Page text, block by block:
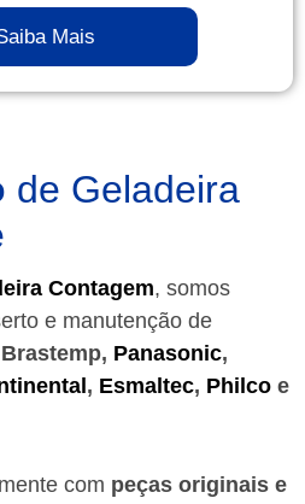
Mais
de Geladeira
Contagem, somos
e manutenção de
Brastemp, Panasonic,
, Esmaltec, Philco e
com peças originais e